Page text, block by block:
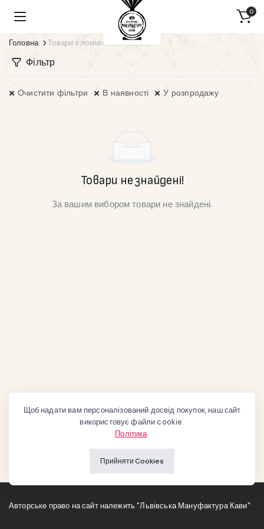
0
Головна Товари з позначками “коноплі”
Фільтр
Очистити фільтри В наявності У розпродажу
Товари не знайдені!
За вашим вибором товари не знайдені.
Авторське право на сайт належить "Львівська Мануфактура Кави"
Щоб надати вам персоналізований досвід покупок, наш сайт
використовує файли cookie.
Політика.
Прийняти Cookies